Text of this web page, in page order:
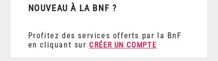
NOUVEAU À LA BNF ?
Profitez des services offerts par la BnF
en cliquant sur CRÉER UN COMPTE